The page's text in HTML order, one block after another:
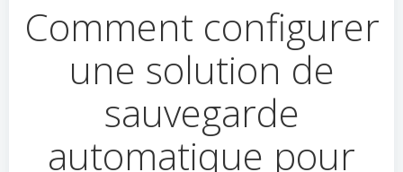
Comment configurer
une solution de
sauvegarde
automatique pour